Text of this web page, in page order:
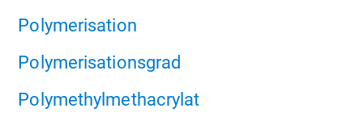
Polymerisation
Polymerisationsgrad
Polymethylmethacrylat